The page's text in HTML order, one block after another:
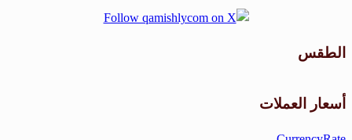
الطقس
أسعار العملات